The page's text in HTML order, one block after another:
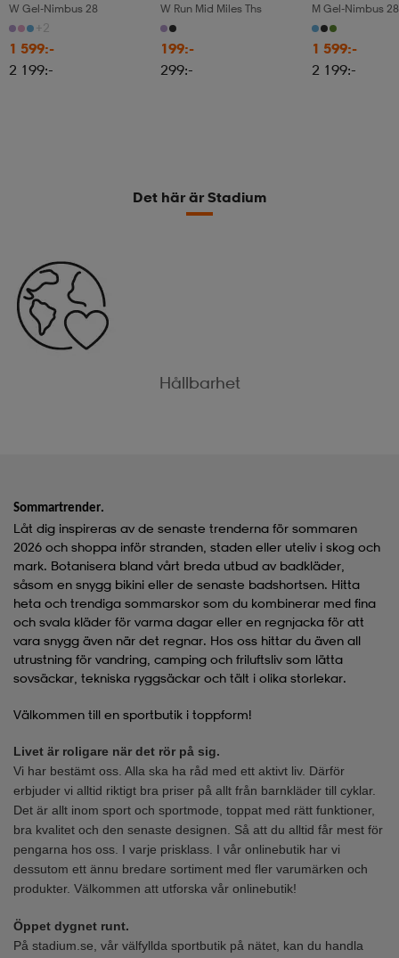
W Gel-Nimbus 28
+2
1 599:-
2 199:-
W Run Mid Miles Ths
199:-
299:-
M Gel-Nimbus 28
1 599:-
2 199:-
Det här är Stadium
Hållbarhet
Sommartrender.
Låt dig inspireras av de senaste trenderna för sommaren
2026 och shoppa inför stranden, staden eller uteliv i skog och
mark. Botanisera bland vårt breda utbud av badkläder
såsom en snygg bikini eller de senaste badshortsen. Hitta
heta och trendiga sommarskor som du kombinerar med fina
och svala kläder för varma dagar eller en regnjacka för att
vara snygg även när det regnar. Hos oss hittar du även all
utrustning för vandring, camping och friluftsliv som lätta
sovsäckar , tekniska ryggsäckar och tält i olika storlekar.
Välkommen till en sportbutik i toppform!
Livet är roligare när det rör på sig.
Vi har bestämt oss. Alla ska ha råd med ett aktivt liv. Därför
erbjuder vi alltid riktigt bra priser på allt från barnkläder till cyklar.
Det är allt inom sport och sportmode, toppat med rätt funktioner,
bra kvalitet och den senaste designen. Så att du alltid får mest för
pengarna hos oss. I varje prisklass. I vår onlinebutik har vi
dessutom ett ännu bredare sortiment med fler varumärken och
produkter. Välkommen att utforska vår onlinebutik!
Öppet dygnet runt.
På stadium.se, vår välfyllda sportbutik på nätet, kan du handla